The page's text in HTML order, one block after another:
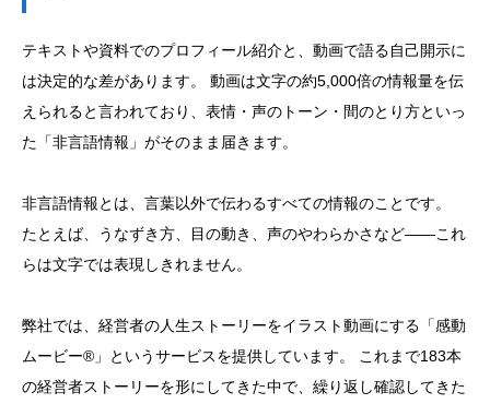
テキストや資料でのプロフィール紹介と、動画で語る自己開示に
は決定的な差があります。 動画は文字の約5,000倍の情報量を伝
えられると言われており、表情・声のトーン・間のとり方といっ
た「非言語情報」がそのまま届きます。
非言語情報とは、言葉以外で伝わるすべての情報のことです。
たとえば、うなずき方、目の動き、声のやわらかさなど——これ
らは文字では表現しきれません。
弊社では、経営者の人生ストーリーをイラスト動画にする「感動
ムービー®」というサービスを提供しています。 これまで183本
の経営者ストーリーを形にしてきた中で、繰り返し確認してきた